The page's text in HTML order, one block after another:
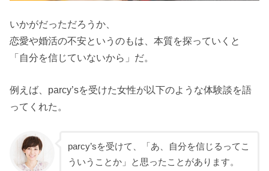
いかがだっただろうか、
恋愛や婚活の不安というのもは、本質を探っていくと
「自分を信じていないから」だ。
例えば、parcy’sを受けた女性が以下のような体験談を語
ってくれた。
parcy’sを受けて、「あ、自分を信じるってこ
ういうことか」と思ったことがあります。